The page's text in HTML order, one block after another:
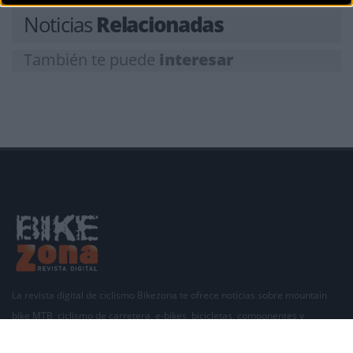
NoticiasRelacionadas
También te puede interesar
La revista digital de ciclismo Bikezona te ofrece noticias sobre mountain
bike MTB, ciclismo de carretera, e-bikes, bicicletas, componentes y